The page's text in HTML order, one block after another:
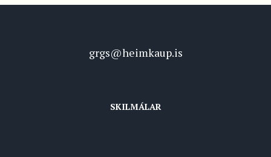
grgs@heimkaup.is
SKILMÁLAR